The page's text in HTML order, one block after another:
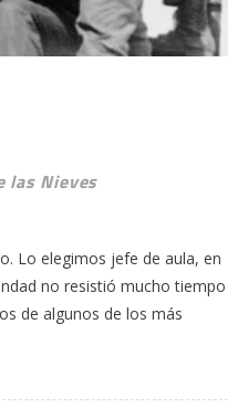
las Nieves
Lo elegimos jefe de aula, en
no resistió mucho tiempo
de algunos de los más